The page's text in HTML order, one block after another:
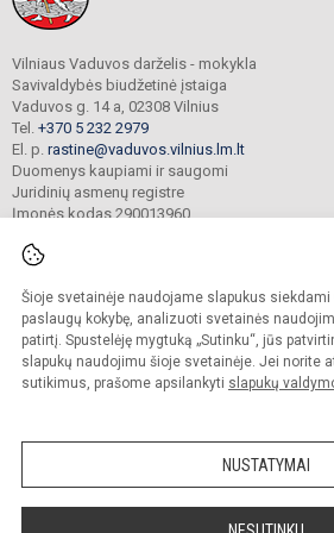
Šioje svetainėje naudojame slapukus
paslaugų kokybę, analizuoti svetainės
patirtį. Spustelėję mygtuką „Sutinku“, jūs
slapukų naudojimu šioje svetainėje. Jei norite
sutikimus, prašome apsilankyti slapukų
NUSTATYMAI
Vilniaus Vaduvos darželis - mokykla
Savivaldybės biudžetinė įstaiga
Vaduvos g. 14 a, 02308 Vilnius
Tel. +370 5 232 2979
El. p. rastine@vaduvos.vilnius.lm.lt
Duomenys kaupiami ir saugomi
Juridinių asmenų registre
Įmonės kodas 290013960
© 2023. Vilniaus Vaduvos darželis -
Kopijuoti turinį be raštiško įstaigos administracijos
Prieinamumo paraiška
Sumanus būdas atnaujinti